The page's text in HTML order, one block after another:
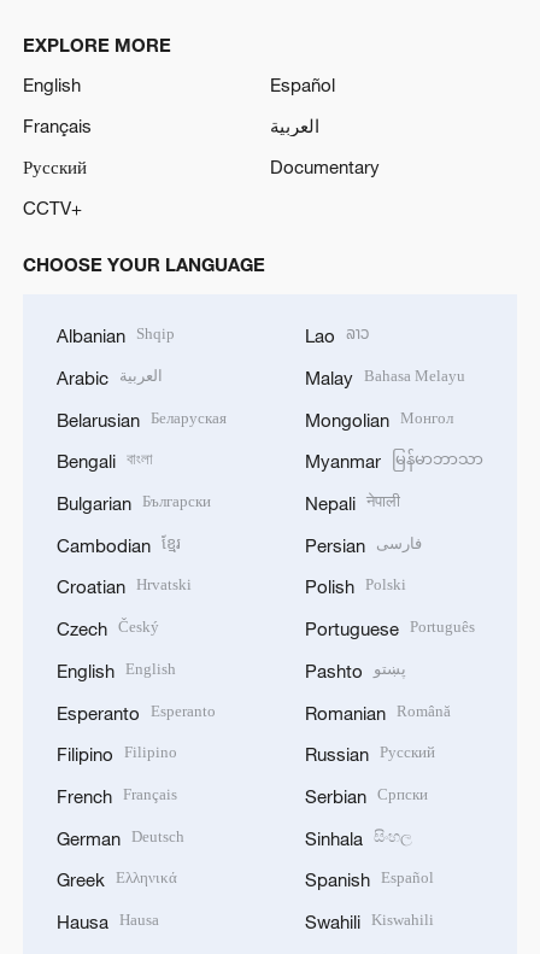
EXPLORE MORE
English
Español
Français
العربية
Русский
Documentary
CCTV+
CHOOSE YOUR LANGUAGE
Albanian Shqip
Arabic العربية
Belarusian Беларуская
Bengali বাংলা
Bulgarian Български
Cambodian ខ្មែរ
Croatian Hrvatski
Czech Český
English English
Esperanto Esperanto
Filipino Filipino
French Français
German Deutsch
Greek Ελληνικά
Hausa Hausa
Lao ລາວ
Malay Bahasa Melayu
Mongolian Монгол
Myanmar မြန်မာဘာသာ
Nepali नेपाली
Persian فارسی
Polish Polski
Portuguese Português
Pashto پښتو
Romanian Română
Russian Русский
Serbian Српски
Sinhala සිංහල
Spanish Español
Swahili Kiswahili